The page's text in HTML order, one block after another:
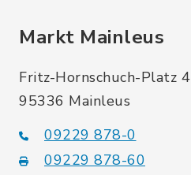
Markt Mainleus
Fritz-Hornschuch-Platz 4
95336 Mainleus
09229 878-0
09229 878-60